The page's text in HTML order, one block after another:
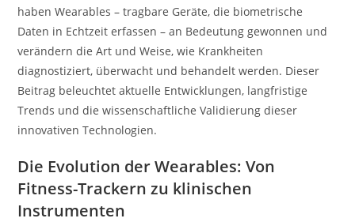
haben Wearables – tragbare Geräte, die biometrische
Daten in Echtzeit erfassen – an Bedeutung gewonnen und
verändern die Art und Weise, wie Krankheiten
diagnostiziert, überwacht und behandelt werden. Dieser
Beitrag beleuchtet aktuelle Entwicklungen, langfristige
Trends und die wissenschaftliche Validierung dieser
innovativen Technologien.
Die Evolution der Wearables: Von
Fitness-Trackern zu klinischen
Instrumenten